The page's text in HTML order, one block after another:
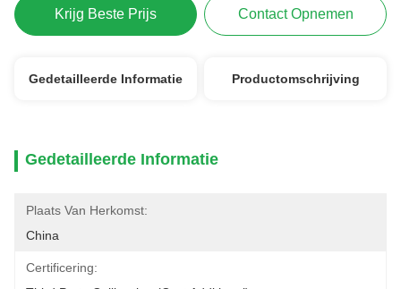
Krijg Beste Prijs Contact Opnemen
Gedetailleerde Informatie Productomschrijving
Gedetailleerde Informatie
Plaats Van Herkomst:
China
Certificering: